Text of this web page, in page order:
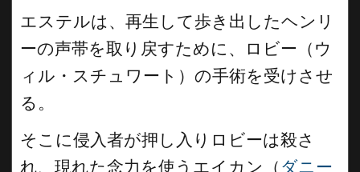
エステルは、再生して歩き出したヘンリ
ーの声帯を取り戻すために、ロビー（ウ
ィル・スチュワート）の手術を受けさせ
る。
そこに侵入者が押し入りロビーは殺さ
れ、現れた念力を使うエイカン（ ダニー